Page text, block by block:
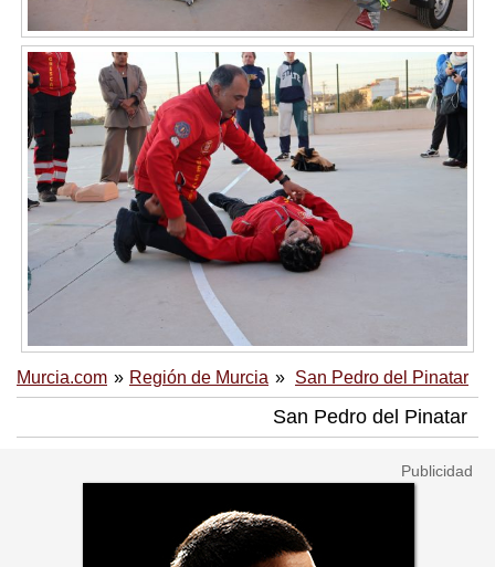
Murcia.com Región de Murcia San Pedro del Pinatar
San Pedro del Pinatar